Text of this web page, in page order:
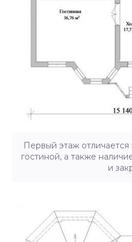
Первый этаж
гостиной, а также
и